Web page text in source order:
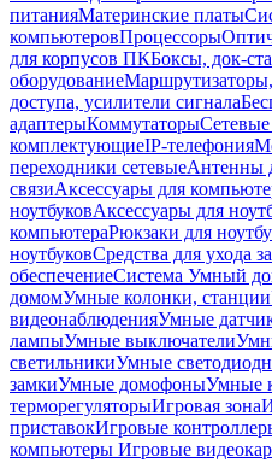
питанияМатеринские платы
компьютеровПроцессоры
для корпусов ПКБоксы, док-
оборудование
доступа, усилители сигнала
адаптерыКоммутаторы
комплектующиеIP-телефония
переходники сетевыеАнтенны
связиАксессуары для
ноутбуковАксессуары для
компьютераРюкзаки для
ноутбуковСредства для ухода
обеспечениеСистема Умный
домомУмные колонки, станции
видеонаблюденияУмные
лампыУмные выключатели
светильникиУмные
замкиУмные домофоныУмные
терморегуляторыИгровая зона
приставокИгровые
компьютеры Игровые